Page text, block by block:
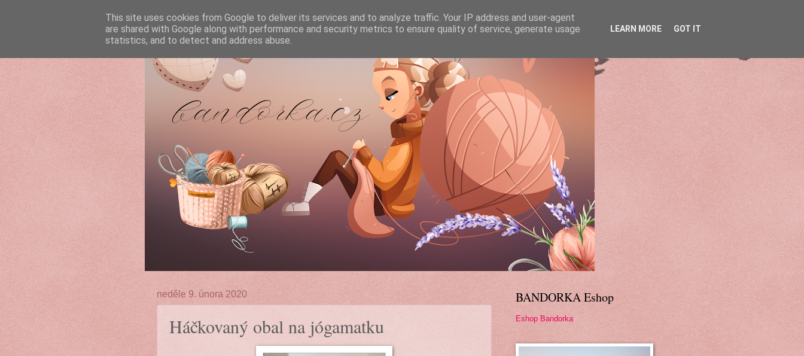
neděle 9. února 2020
Háčkovaný obal na jógamatku
BANDORKA Eshop
Eshop Bandorka
This site uses cookies from Google to deliver its services and to analyze traffic. Your IP address and user-agent
are shared with Google along with performance and security metrics to ensure quality of service, generate usage
statistics, and to detect and address abuse.
LEARN MORE GOT IT